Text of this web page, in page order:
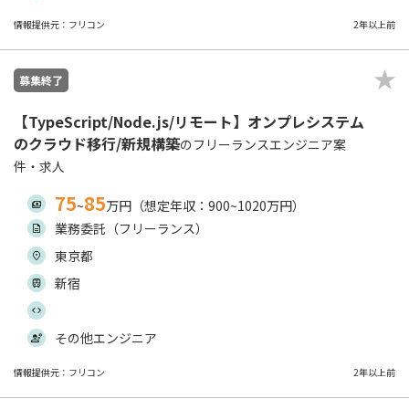
情報提供元：フリコン 2年以上前
募集終了
【TypeScript/Node.js/リモート】オンプレシステム
のクラウド移行/新規構築のフリーランスエンジニア案
件・求人
75~85万円（想定年収：900~1020万円）
業務委託（フリーランス）
東京都
新宿
その他エンジニア
情報提供元：フリコン 2年以上前